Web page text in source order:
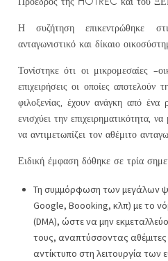
Η συζήτηση επικεντρώθηκε
ανταγωνιστικό και δίκαιο
Τονίστηκε ότι οι μικρομεσαίες -
επιχειρήσεις οι οποίες αποτελούν
φιλοξενίας, έχουν ανάγκη από ένα
ενισχύει την επιχειρηματικότητα,
να αντιμετωπίζει τον αθέμιτο
Ειδική έμφαση δόθηκε σε τρία
Τη συμμόρφωση των μεγάλων
Google, Boooking, κλπ) με το
(DMA), ώστε να μην
τους, αναπτύσσοντας αθέμιτες
αντίκτυπο στη λειτουργία των